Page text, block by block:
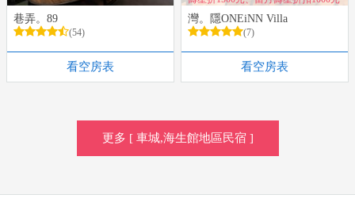
巷弄。89
(54)
看空房表
灣。隱ONEiNN Villa
(7)
看空房表
更多 [ 車城,海生館地區民宿 ]